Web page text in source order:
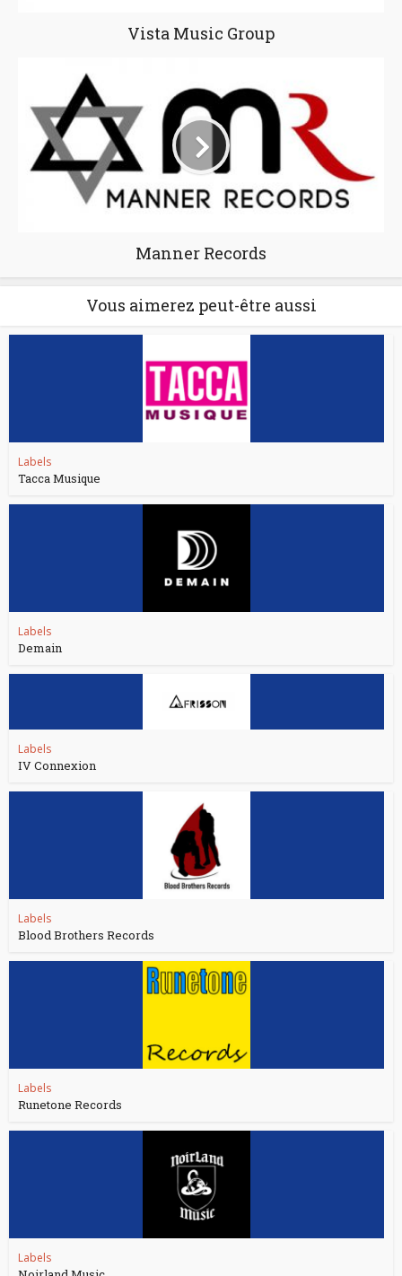
Vista Music Group
Manner Records
Vous aimerez peut-être aussi
Labels
Tacca Musique
Labels
Demain
Labels
IV Connexion
Labels
Blood Brothers Records
Labels
Runetone Records
Labels